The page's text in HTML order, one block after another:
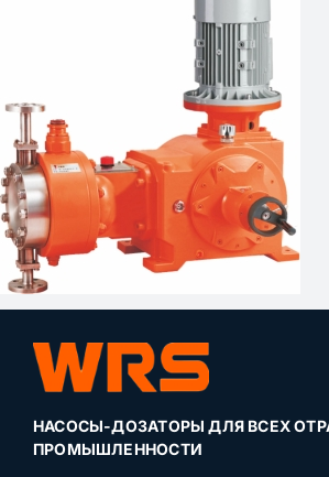
НАСОСЫ-ДОЗАТОРЫ ДЛЯ ВСЕХ
ПРОМЫШЛЕННОСТИ